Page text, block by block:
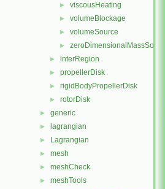
► viscousHeating
► volumeBlockage
► volumeSource
► zeroDimensionalMassSource
► interRegion
► propellerDisk
► rigidBodyPropellerDisk
► rotorDisk
► generic
► lagrangian
► Lagrangian
► mesh
► meshCheck
► meshTools